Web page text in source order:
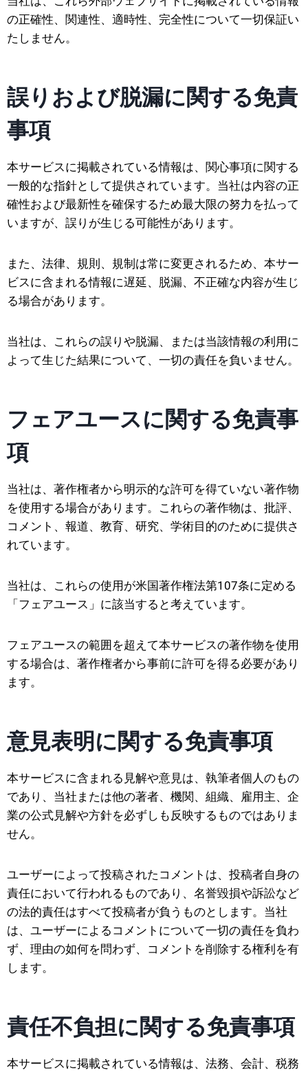
の正確性、関連性、適時性、完全性について一切保証い
たしません。
誤りおよび脱漏に関する免責
事項
本サービスに掲載されている情報は、関心事項に関する
一般的な指針として提供されています。当社は内容の正
確性および最新性を確保するため最大限の努力を払って
いますが、誤りが生じる可能性があります。
また、法律、規則、規制は常に変更されるため、本サー
ビスに含まれる情報に遅延、脱漏、不正確な内容が生じ
る場合があります。
当社は、これらの誤りや脱漏、または当該情報の利用に
よって生じた結果について、一切の責任を負いません。
フェアユースに関する免責事
項
当社は、著作権者から明示的な許可を得ていない著作物
を使用する場合があります。これらの著作物は、批評、
コメント、報道、教育、研究、学術目的のために提供さ
れています。
当社は、これらの使用が米国著作権法第107条に定める
「フェアユース」に該当すると考えています。
フェアユースの範囲を超えて本サービスの著作物を使用
する場合は、著作権者から事前に許可を得る必要があり
ます。
意見表明に関する免責事項
本サービスに含まれる見解や意見は、執筆者個人のもの
であり、当社または他の著者、機関、組織、雇用主、企
業の公式見解や方針を必ずしも反映するものではありま
せん。
ユーザーによって投稿されたコメントは、投稿者自身の
責任において行われるものであり、名誉毀損や訴訟など
の法的責任はすべて投稿者が負うものとします。当社
は、ユーザーによるコメントについて一切の責任を負わ
ず、理由の如何を問わず、コメントを削除する権利を有
します。
責任不負担に関する免責事項
本サービスに掲載されている情報は、法務、会計、税務